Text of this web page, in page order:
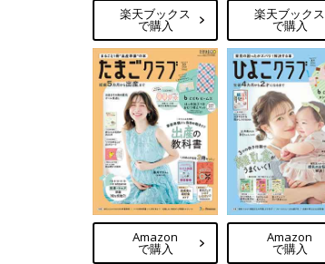
楽天ブックス
で購入
楽天ブックス
で購入
Amazon
で購入
Amazon
で購入